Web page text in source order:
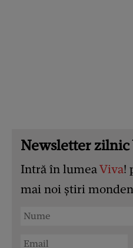
Newsletter zilnic
Intră în lumeaViva!
mai noi știri